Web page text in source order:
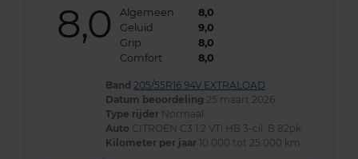
8,0 Algemeen
8,0
Geluid
9,0
Grip
8,0
Comfort
8,0
Band 205/55R16 94V EXTRALOAD
Datum beoordeling 25 maart 2026
Type rijder Normaal
Auto CITROEN C3 1.2 VTi HB 3-cil. B 82pk
Kilometer per jaar 10.000 tot 25.000 km